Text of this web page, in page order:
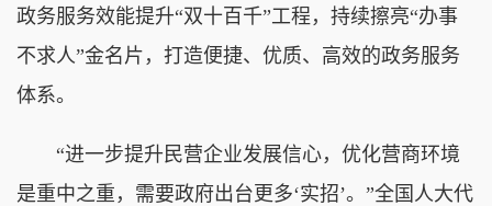
政务服务效能提升“双十百千”工程，持续擦亮“办事
不求人”金名片，打造便捷、优质、高效的政务服务
体系。
“进一步提升民营企业发展信心，优化营商环境
是重中之重，需要政府出台更多‘实招’。”全国人大代